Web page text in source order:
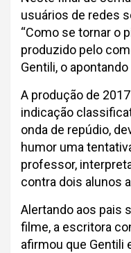
usuários de redes
“Como se tornar o
produzido pelo
Gentili, o
A produção de
indicação
onda de repúdio,
humor uma
professor,
contra dois alunos
Alertando aos pais
filme, a escritora
afirmou que Gentili